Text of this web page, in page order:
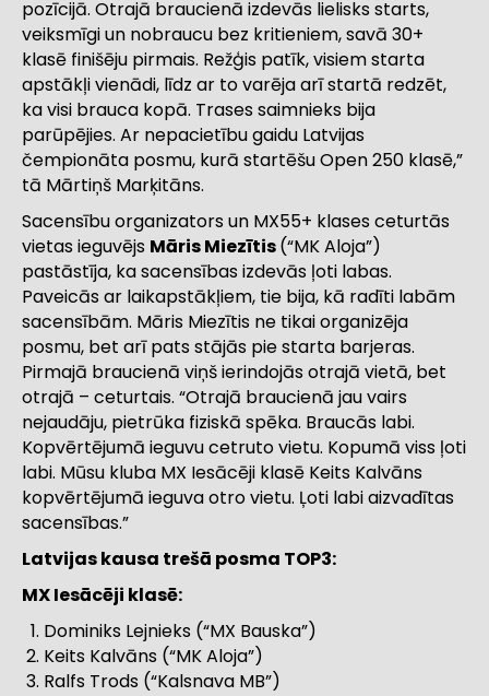
pozīcijā. Otrajā braucienā izdevās lielisks starts,
veiksmīgi un nobraucu bez kritieniem, savā 30+
klasē finišēju pirmais. Režģis patīk, visiem starta
apstākļi vienādi, līdz ar to varēja arī startā redzēt,
ka visi brauca kopā. Trases saimnieks bija
parūpējies. Ar nepacietību gaidu Latvijas
čempionāta posmu, kurā startēšu Open 250 klasē,”
tā Mārtiņš Marķitāns.
Sacensību organizators un MX55+ klases ceturtās
vietas ieguvējs Māris Miezītis(“MK Aloja”)
pastāstīja, ka sacensības izdevās ļoti labas.
Paveicās ar laikapstākļiem, tie bija, kā radīti labām
sacensībām. Māris Miezītis ne tikai organizēja
posmu, bet arī pats stājās pie starta barjeras.
Pirmajā braucienā viņš ierindojās otrajā vietā, bet
otrajā – ceturtais. “Otrajā braucienā jau vairs
nejaudāju, pietrūka fiziskā spēka. Braucās labi.
Kopvērtējumā ieguvu cetruto vietu. Kopumā viss ļoti
labi. Mūsu kluba MX Iesācēji klasē Keits Kalvāns
kopvērtējumā ieguva otro vietu. Ļoti labi aizvadītas
sacensības.”
Latvijas kausa trešā posma TOP3:
MX Iesācēji klasē:
Dominiks Lejnieks (“MX Bauska”)
Keits Kalvāns (“MK Aloja”)
Ralfs Trods (“Kalsnava MB”)